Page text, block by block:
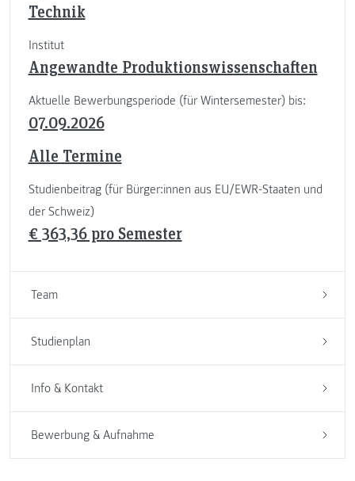
Technik
Institut
Angewandte Produktionswissenschaften
Aktuelle Bewerbungsperiode (für Wintersemester) bis:
07.09.2026
Alle Termine
Studienbeitrag (für Bürger:innen aus EU/EWR-Staaten und
der Schweiz)
€ 363,36 pro Semester
Team
Studienplan
Info & Kontakt
Bewerbung & Aufnahme